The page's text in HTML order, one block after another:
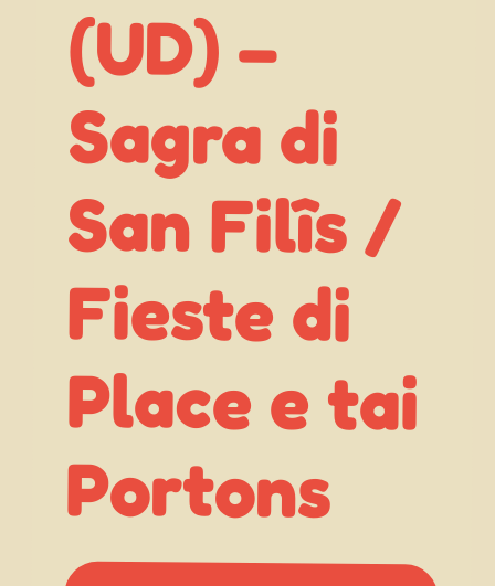
(UD) –
Portons